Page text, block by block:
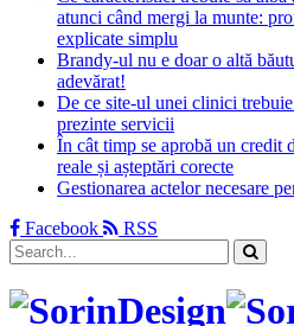
atunci când mergi la munte:
explicate simplu
Brandy-ul nu e doar o altă
adevărat!
De ce site-ul unei clinici
prezinte servicii
În cât timp se aprobă un credit
reale și așteptări corecte
Gestionarea actelor necesare
Facebook
RSS